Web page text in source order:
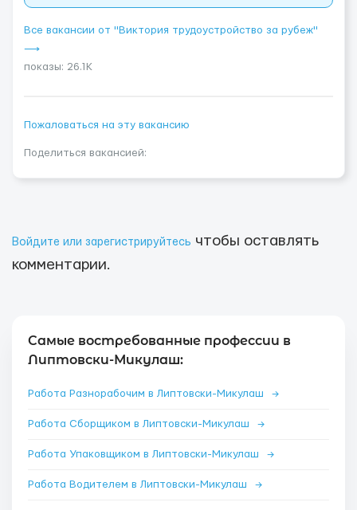
Все вакансии от "Виктория трудоустройство за рубеж"
⟶
показы: 26.1K
Пожаловаться на эту вакансию
Поделиться вакансией:
Войдите или зарегистрируйтесь чтобы оставлять
комментарии.
Самые востребованные профессии в
Липтовски-Микулаш:
Работа Разнорабочим в Липтовски-Микулаш →
Работа Сборщиком в Липтовски-Микулаш →
Работа Упаковщиком в Липтовски-Микулаш →
Работа Водителем в Липтовски-Микулаш →